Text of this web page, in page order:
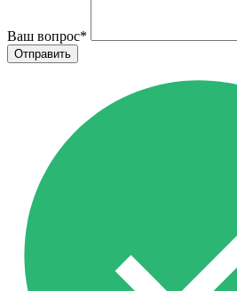
Ваш вопрос*